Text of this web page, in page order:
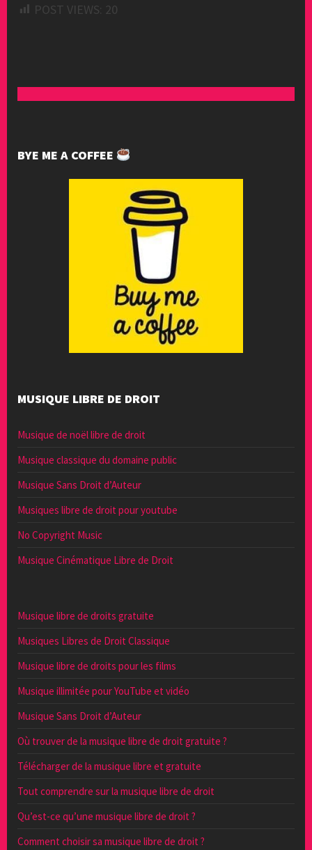
POST VIEWS: 20
BYE ME A COFFEE
MUSIQUE LIBRE DE DROIT
Musique de noël libre de droit
Musique classique du domaine public
Musique Sans Droit d’Auteur
Musiques libre de droit pour youtube
No Copyright Music
Musique Cinématique Libre de Droit
Musique libre de droits gratuite
Musiques Libres de Droit Classique
Musique libre de droits pour les films
Musique illimitée pour YouTube et vidéo
Musique Sans Droit d’Auteur
Où trouver de la musique libre de droit gratuite ?
Télécharger de la musique libre et gratuite
Tout comprendre sur la musique libre de droit
Qu’est-ce qu’une musique libre de droit ?
Comment choisir sa musique libre de droit ?